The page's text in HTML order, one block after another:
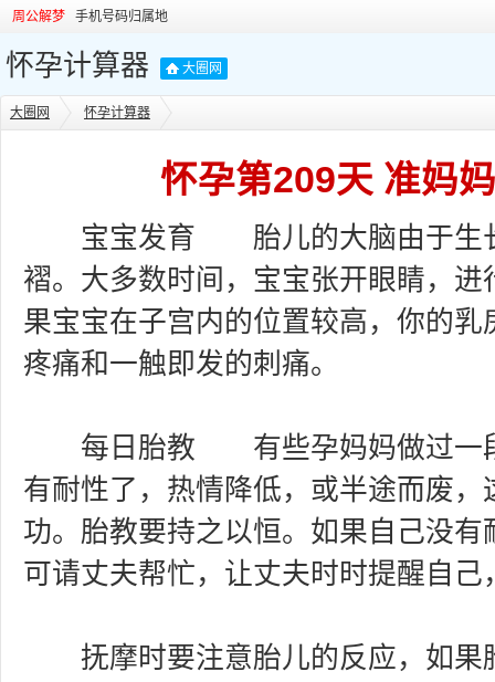
周公解梦 手机号码归属地
怀孕计算器 大圈网
大圈网 怀孕计算器
怀孕第209天 准妈
宝宝发育 胎儿的大脑由于生长
褶。大多数时间，宝宝张开眼睛，进
果宝宝在子宫内的位置较高，你的
疼痛和一触即发的刺痛。
每日胎教 有些孕妈妈做过一段
有耐性了，热情降低，或半途而废
功。胎教要持之以恒。如果自己没
可请丈夫帮忙，让丈夫时时提醒自己
抚摩时要注意胎儿的反应，如果